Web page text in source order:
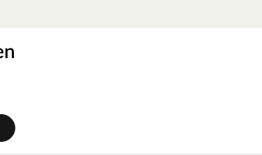
Beleuchtung. Der robuste Kunststoff
die durch erstklassige Materialien und
oder Terrassengestaltung – mit den